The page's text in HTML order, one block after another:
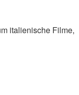
italienische Filme,